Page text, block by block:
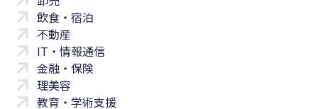
飲食・宿泊
不動産
IT・情報通信
金融・保険
理美容
教育・学術支援